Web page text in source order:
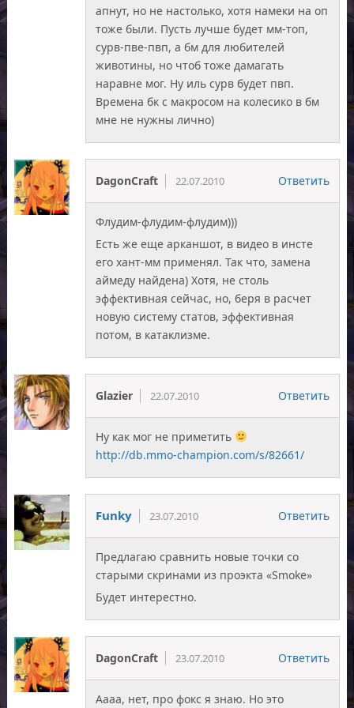
апнут, но не настолько, хотя намеки на оп
тоже были. Пусть лучше будет мм-топ,
сурв-пве-пвп, а бм для любителей
животины, но чтоб тоже дамагать
наравне мог. Ну иль сурв будет пвп.
Времена бк с макросом на колесико в бм
мне не нужны лично)
DagonCraft 22.07.2010 Ответить
Флудим-флудим-флудим)))
Есть же еще арканшот, в видео в инсте
его хант-мм применял. Так что, замена
аймеду найдена) Хотя, не столь
эффективная сейчас, но, беря в расчет
новую систему статов, эффективная
потом, в катаклизме.
Glazier 22.07.2010 Ответить
Ну как мог не приметить
http://db.mmo-champion.com/s/82661/
Funky 23.07.2010 Ответить
Предлагаю сравнить новые точки со
старыми скринами из проэкта «Smoke»
Будет интерестно.
DagonCraft 23.07.2010 Ответить
Аааа, нет, про фокс я знаю. Но это